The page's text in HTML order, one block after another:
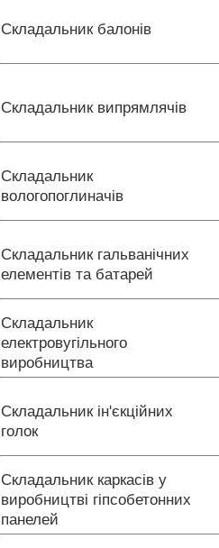
Складальник балонів
Складальник випрямлячів
Складальник
вологопоглиначів
Складальник гальванічних
елементів та батарей
Складальник
електровугільного
виробництва
Складальник ін'єкційних
голок
Складальник каркасів у
виробництві гіпсобетонних
панелей